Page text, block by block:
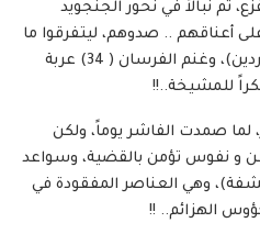
ثم نبالاً في نحور الجنجويد
أعناقهم .. صدوهم، ليتفرقوا ما
بينى هلكى وجرحى وأسرى و( مٌعردين)، وغنم الفرسان ( 34) عربة
للمشيخة..!!
صمدت الفاشر يوماً، ولكن
و نفوس تؤمن بالقضية، وسواعد
وهي العناصر المفقودة في
الهزائم.. !!